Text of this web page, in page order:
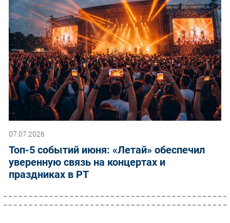
07.07.2026
Топ-5 событий июня: «Летай» обеспечил
уверенную связь на концертах и
праздниках в РТ